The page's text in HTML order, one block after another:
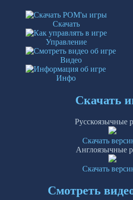
Скачать
Управление
Видео
Инфо
Скачать
Русскоязычные
Скачать
Англоязычные
Скачать
Смотреть